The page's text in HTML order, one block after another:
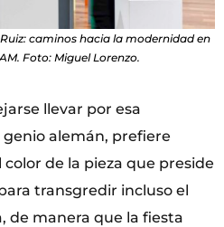
caminos hacia la modernidad en
Foto: Miguel Lorenzo.
llevar por esa
alemán, prefiere
color de la pieza que preside
transgredir incluso el
de manera que la fiesta